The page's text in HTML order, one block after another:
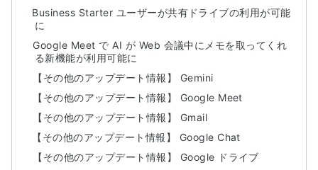
Business Starter ユーザーが共有ドライブの利用が可能
に
Google Meet で AI が Web 会議中にメモを取ってくれ
る新機能が利用可能に
【その他のアップデート情報】 Gemini
【その他のアップデート情報】 Google Meet
【その他のアップデート情報】 Gmail
【その他のアップデート情報】 Google Chat
【その他のアップデート情報】 Google ドライブ